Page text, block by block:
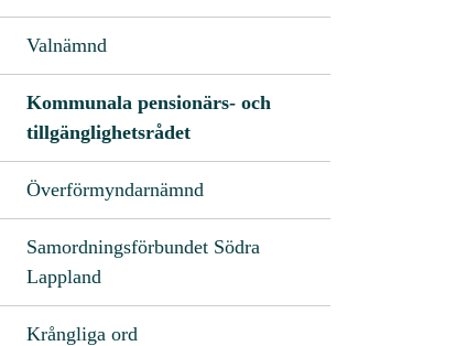
Valnämnd
Kommunala pensionärs- och
tillgänglighetsrådet
Överförmyndarnämnd
Samordningsförbundet Södra
Lappland
Krångliga ord